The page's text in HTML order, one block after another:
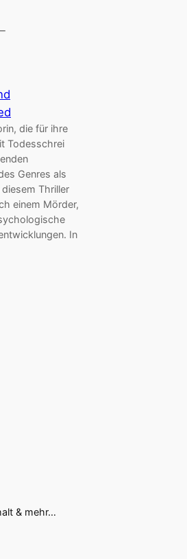
die für ihre
Todesschrei
Genres als
Thriller
einem Mörder,
In
& mehr…